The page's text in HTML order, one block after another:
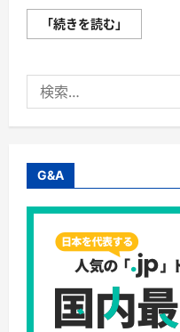
「続きを読む」
ラ
ス
式
会
ル
ー
ド
国
内
格
航
空
券・
索:
G&A